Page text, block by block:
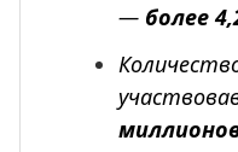
— более